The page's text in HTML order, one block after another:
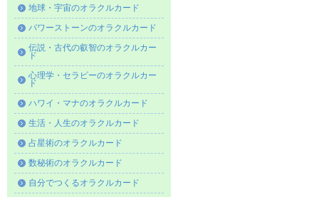
地球・宇宙のオラクルカード
パワーストーンのオラクルカード
伝説・古代の叡智のオラクルカー
ド
心理学・セラピーのオラクルカー
ド
ハワイ・マナのオラクルカード
生活・人生のオラクルカード
占星術のオラクルカード
数秘術のオラクルカード
自分でつくるオラクルカード